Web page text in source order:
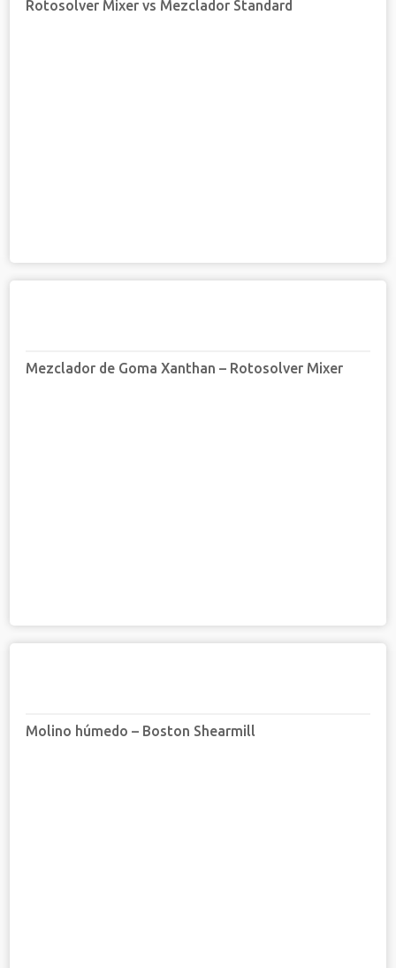
Rotosolver Mixer vs Mezclador Standard
Mezclador de Goma Xanthan – Rotosolver Mixer
Molino húmedo – Boston Shearmill